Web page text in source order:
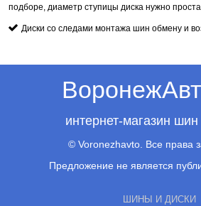
подборе, диаметр ступицы диска нужно
Диски со следами монтажа шин обмену и
интернет-магазин
© Voronezhavto. Все права
Предложение не является
ШИНЫ И ДИСКИ